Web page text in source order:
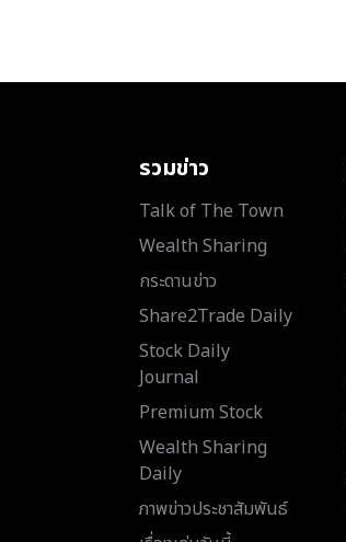
รวมข่าว
Talk of The Town
Wealth Sharing
กระดานข่าว
Share2Trade Daily
Stock Daily
Journal
Premium Stock
Wealth Sharing
Daily
ภาพข่าวประชาสัมพันธ์